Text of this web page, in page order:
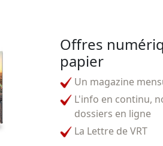
Offres
papier
Un magazine
L'info en continu,
dossiers en ligne
La Lettre de VRT